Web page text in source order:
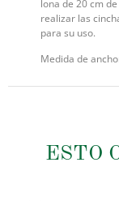
lona de 20 cm
realizar las
para su uso.
Medida de
ESTO